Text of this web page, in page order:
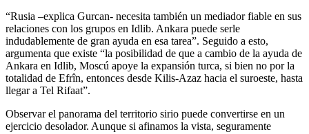
“Rusia –explica Gurcan- necesita también un mediador fiable en sus
relaciones con los grupos en Idlib. Ankara puede serle
indudablemente de gran ayuda en esa tarea”. Seguido a esto,
argumenta que existe “la posibilidad de que a cambio de la ayuda de
Ankara en Idlib, Moscú apoye la expansión turca, si bien no por la
totalidad de Efrîn, entonces desde Kilis-Azaz hacia el suroeste, hasta
llegar a Tel Rifaat”.
Observar el panorama del territorio sirio puede convertirse en un
ejercicio desolador. Aunque si afinamos la vista, seguramente